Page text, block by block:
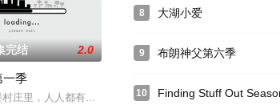
to na
完结 2.0
一季
庄里，人人都有秘密。坏脾气督察路克·卡皮塔尼必须调查
8 大湖小爱
9 布朗神父第六季
10 Finding Stuff Out